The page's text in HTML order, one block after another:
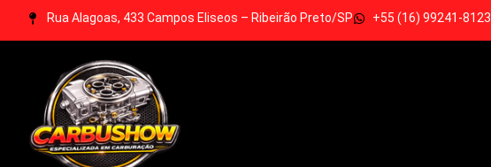
Rua Alagoas, 433 Campos Eliseos – Ribeirão Preto/SP +55 (16) 99241-8123